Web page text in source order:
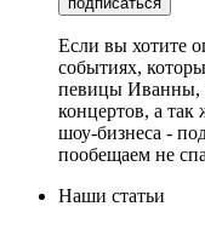
Если вы хотите
событиях,
певицы Иванны,
концертов, а так
шоу-бизнеса -
пообещаем не
Наши статьи